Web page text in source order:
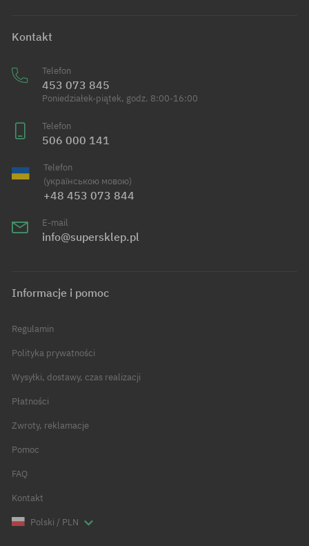
Kontakt
Telefon
453 073 845
Poniedziałek-piątek, godz. 8:00-16:00
Telefon
506 000 141
Telefon
(українською мовою)
+48 453 073 844
E-mail
info@supersklep.pl
Informacje i pomoc
Regulamin
Polityka prywatności
Wysyłki, dostawy, czas realizacji
Płatności
Zwroty, reklamacje
Pomoc
FAQ
Kontakt
Polski / PLN